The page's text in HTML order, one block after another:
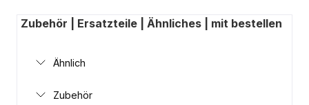
Zubehör | Ersatzteile | Ähnliches | mit bestellen
Ähnlich
Zubehör